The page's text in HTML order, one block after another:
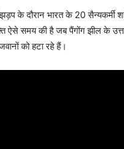
के दौरान भारत के 20 सैन्यकर्मी
ऐसे समय की है जब पैंगोंग झील के
को हटा रहे हैं।